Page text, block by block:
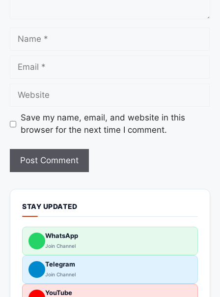
Save my name, email, and website in this
browser for the next time I comment.
STAY UPDATED
WhatsApp
Join Channel
Telegram
Join Channel
YouTube